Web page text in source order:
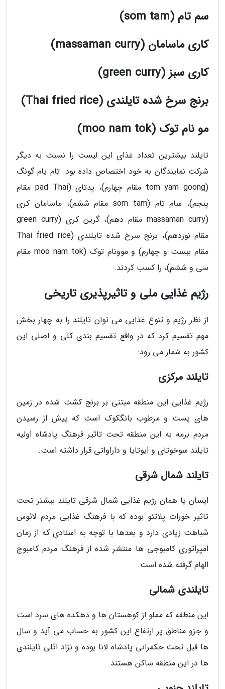
سم تام (som tam)
کاری ماسامان (massaman curry)
کاری سبز (green curry)
برنج سرخ شده تایلندی (Thai fried rice)
مو نام توک (moo nam tok)
تایلند بیشترین تعداد غذای این لیست را نسبت به دیگر
شرکت نمایندگان به خود اختصاص داده بود. تام یام گونگ
(tom yam goong مقام چهارم)، پدتای (pad Thai مقام
پنجم)، سام تام (som tam مقام ششم)، ماسامان کری
(massaman curry مقام دهم)، گرین کری (green curry
مقام نوزدهم)، برنج سرخ شده تایلندی (Thai fried rice
مقام بیست و چهارم) و موونام توک (moo nam tok مقام
سی و ششم)، را کسب کردند.
رژیم غذایی ملی و تاثیرپذیری تاریخی
از نظر رژیم و تنوع غذایی می توان تایلند را به چهار بخش
مهم تقسیم کرد که در واقع تقسیم بندی کلی و اصلی این
کشور به شمار می رود:
تایلند مرکزی
رژیم غذایی این منطقه مبتنی بر برنج کشت شده در زمین
های پست و مرطوب بانگکوک است که پیش از رسیدن
مردم برمه به این منطقه تحت تاثیر فرهنگ پادشاه اولیه
تایلند سوخوتای و ایوتایا و داراواتی قرار داشته است.
تایلند شمال شرقی
ایسان یا همان رژیم غذایی شمال شرقی تایلند بیشتر تحت
تاثیر خورات پلاتئو بوده که با فرهنگ غذایی مردم لائوس
شباهت زیادی دارد و بعدها با توجه به اسنادی که از زمان
امپراتوری کامبوجی ها منتشر شده از فرهنگ مردم کامبوج
الهام گرفته شده است.
تایلندی شمالی
این منطقه که مملو از کوهستان ها و دهکده های سرد است
و جزو مناطق پر ارتفاع این کشور به حساب می آید و سال
ها قبل تحت حکمرانی پادشاه لانا بوده و نژاد اثلی تایلندی
ها در این منطقه ساکن هستند.